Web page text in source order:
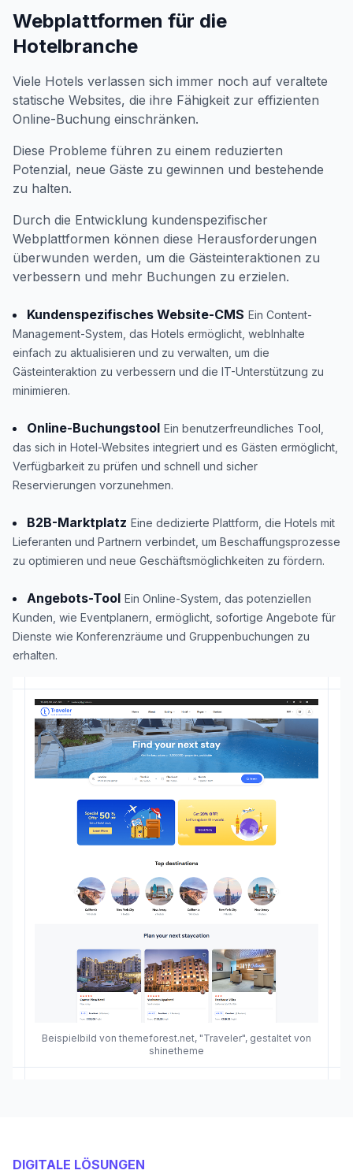
Beispielbild von themeforest.net, "Traveler", gestaltet von
shinetheme
Webplattformen für die
Hotelbranche
Viele Hotels verlassen sich immer noch auf veraltete
statische Websites, die ihre Fähigkeit zur effizienten
Online-Buchung einschränken.
Diese Probleme führen zu einem reduzierten
Potenzial, neue Gäste zu gewinnen und bestehende
zu halten.
Durch die Entwicklung kundenspezifischer
Webplattformen können diese Herausforderungen
überwunden werden, um die Gästeinteraktionen zu
verbessern und mehr Buchungen zu erzielen.
Kundenspezifisches Website-CMS Ein Content-
Management-System, das Hotels ermöglicht, webInhalte
einfach zu aktualisieren und zu verwalten, um die
Gästeinteraktion zu verbessern und die IT-Unterstützung zu
minimieren.
Online-Buchungstool Ein benutzerfreundliches Tool,
das sich in Hotel-Websites integriert und es Gästen ermöglicht,
Verfügbarkeit zu prüfen und schnell und sicher
Reservierungen vorzunehmen.
B2B-Marktplatz Eine dedizierte Plattform, die Hotels mit
Lieferanten und Partnern verbindet, um Beschaffungsprozesse
zu optimieren und neue Geschäftsmöglichkeiten zu fördern.
Angebots-Tool Ein Online-System, das potenziellen
Kunden, wie Eventplanern, ermöglicht, sofortige Angebote für
Dienste wie Konferenzräume und Gruppenbuchungen zu
erhalten.
DIGITALE LÖSUNGEN